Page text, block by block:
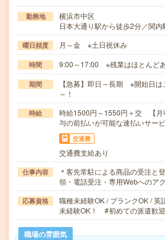
勤務地
横浜市中区
日本大通り駅から徒歩2分／関
曜日頻度 月～金 ※土日祝休み
時間 9:00～17:00 ※残業はほとんどあ
期間
【急募】即日～長期 ※開始日
～！
時給
時給1500円～1550円＋交 【
与の前払いが可能な速払いサー
交通費
交通費支給あり
仕事内容
＊客先常駐による商品の受注と
領・電話受注・専用Webへのア
応募資格
職種未経験OK / ブランクOK / 英
未経験OK！ #初めての派遣歓迎
職場の雰囲気